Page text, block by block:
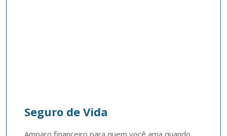
Seguro de Vida
Amparo financeiro para quem você ama quando